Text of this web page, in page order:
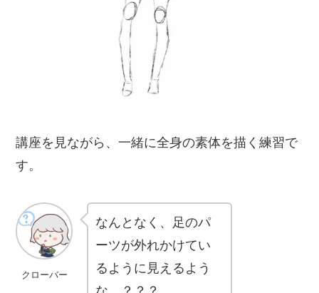
講座を見ながら、一緒に全身の素体を描く練習で
す。
クローバー
なんとなく、足のパ
ーツが外れかけてい
るように見えるよう